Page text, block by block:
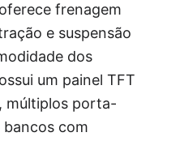
frenagem
e suspensão
dos
um painel TFT
múltiplos porta-
bancos com